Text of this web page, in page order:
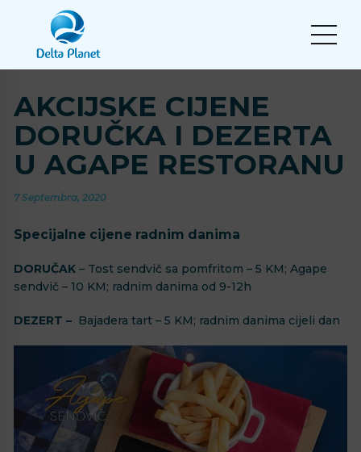
AKCIJSKE CIJENE
DORUČKA I DEZERTA
U AGAPE RESTORANU
7 Septembra, 2020
Specijalne cijene radnim danima
DORUČAK – Tost sendvič sa pomfritom – 5 KM; Agape
sendvič – 10 KM; radnim danima od 9-12h
DEZERT – Bajadera tart – 5 KM; radnim danima cijeli dan